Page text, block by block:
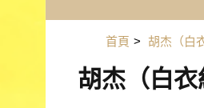
首頁 > 胡杰（白
胡杰（白衣